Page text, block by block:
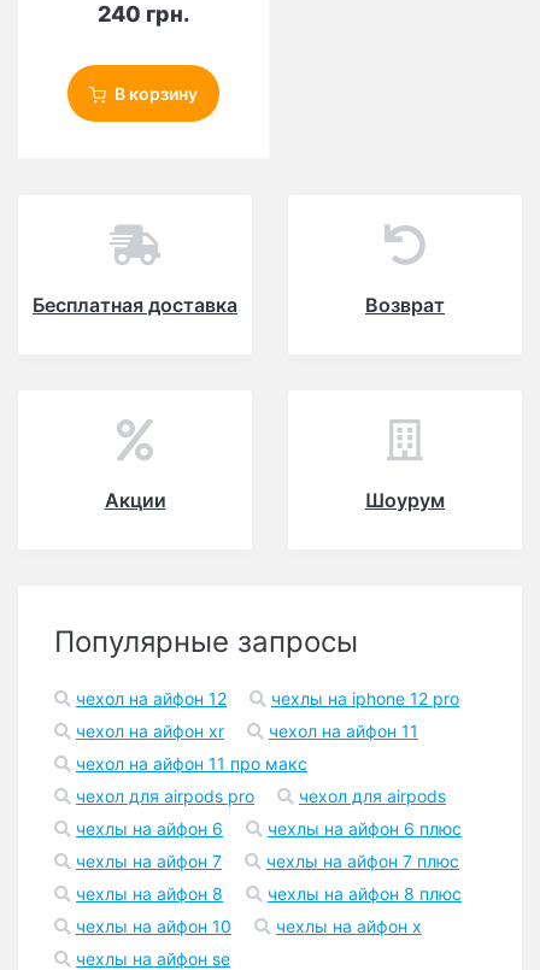
240 грн.
В корзину
Бесплатная доставка Возврат
Акции Шоурум
Популярные запросы
чехол на айфон 12
чехлы на iphone 12 pro
чехол на айфон xr
чехол на айфон 11
чехол на айфон 11 про макс
чехол для airpods pro
чехол для airpods
чехлы на айфон 6
чехлы на айфон 6 плюс
чехлы на айфон 7
чехлы на айфон 7 плюс
чехлы на айфон 8
чехлы на айфон 8 плюс
чехлы на айфон 10
чехлы на айфон x
чехлы на айфон se